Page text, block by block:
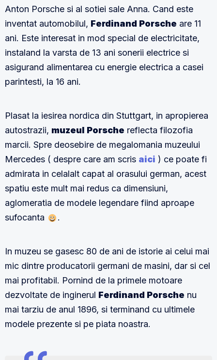
Anton Porsche si al sotiei sale Anna. Cand este
inventat automobilul, Ferdinand Porsche are 11
ani. Este interesat in mod special de electricitate,
instaland la varsta de 13 ani sonerii electrice si
asigurand alimentarea cu energie electrica a casei
parintesti, la 16 ani.
Plasat la iesirea nordica din Stuttgart, in apropierea
autostrazii, muzeul Porsche reflecta filozofia
marcii. Spre deosebire de megalomania muzeului
Mercedes ( despre care am scris aici ) ce poate fi
admirata in celalalt capat al orasului german, acest
spatiu este mult mai redus ca dimensiuni,
aglomeratia de modele legendare fiind aproape
sufocanta
.
In muzeu se gasesc 80 de ani de istorie ai celui mai
mic dintre producatorii germani de masini, dar si cel
mai profitabil. Pornind de la primele motoare
dezvoltate de inginerul Ferdinand Porsche nu
mai tarziu de anul 1896, si terminand cu ultimele
modele prezente si pe piata noastra.